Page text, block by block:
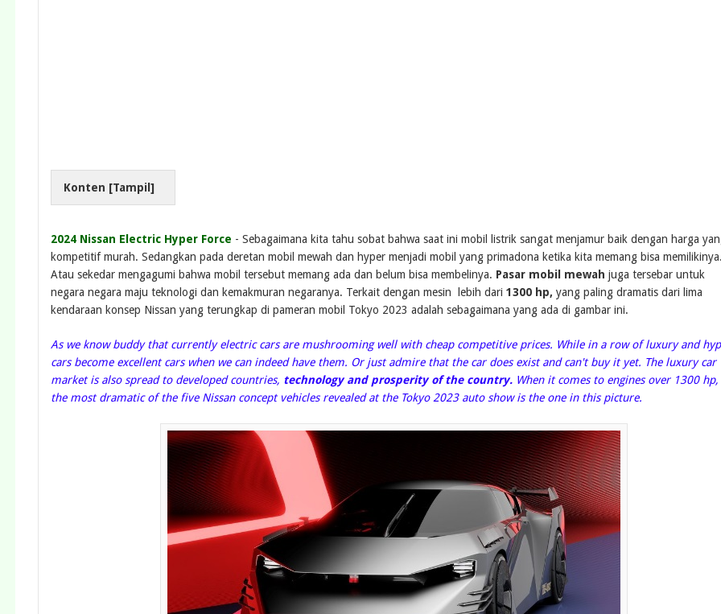
Konten [Tampil ]
2024 Nissan Electric Hyper Force - Sebagaimana kita tahu sobat bahwa saat ini mobil listrik sangat menjamur baik dengan harga
kompetitif murah. Sedangkan pada deretan mobil mewah dan hyper menjadi mobil yang primadona ketika kita memang bisa
Atau sekedar mengagumi bahwa mobil tersebut memang ada dan belum bisa membelinya. Pasar mobil mewah juga tersebar untuk
negara negara maju teknologi dan kemakmuran negaranya. Terkait dengan mesin lebih dari 1300 hp, yang paling dramatis dari lima
kendaraan konsep Nissan yang terungkap di pameran mobil Tokyo 2023 adalah sebagaimana yang ada di gambar ini.
As we know buddy that currently electric cars are mushrooming well with cheap competitive prices. While in a row of luxury and
cars become excellent cars when we can indeed have them. Or just admire that the car does exist and can't buy it yet. The luxury car
market is also spread to developed countries, technology and prosperity of the country. When it comes to engines over 1300 hp,
the most dramatic of the five Nissan concept vehicles revealed at the Tokyo 2023 auto show is the one in this picture.